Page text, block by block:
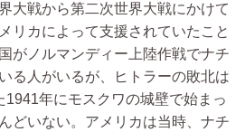
大戦から第二次世界大戦にかけて
リカによって支援されていたこと
がノルマンディー上陸作戦でナチ
る人がいるが、ヒトラーの敗北は
1941年にモスクワの城壁で始まっ
どいない。アメリカは当時、ナチ